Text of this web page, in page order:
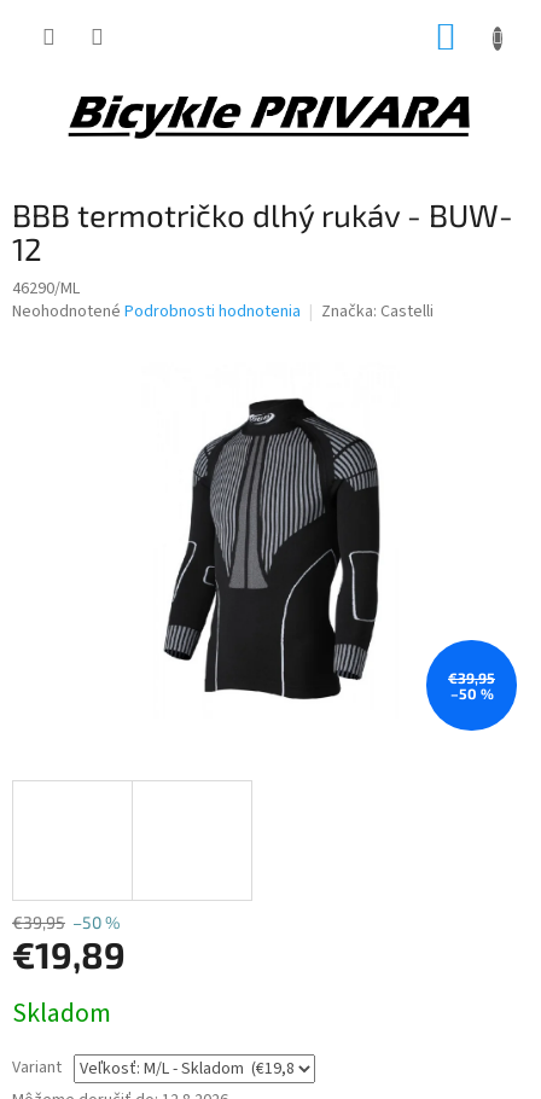
BBB termotričko dlhý rukáv - BUW-
12
46290/ML
Priemerné
Neohodnotené Podrobnosti hodnotenia Značka: Castelli
€39,95
–50 %
€39,95 –50 %
€19,89
cena:
Skladom
Variant